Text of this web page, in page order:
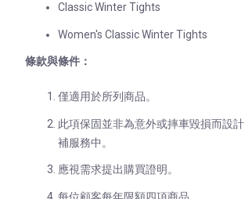
Classic Winter Tights
Women's Classic Winter Tights
條款與條件：
僅適用於所列商品。
此項保固並非為意外或摔車毀損而設
補服務中。
應視需求提出購買證明。
每位顧客每年限額四項商品。